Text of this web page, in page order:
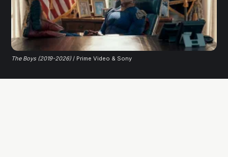
The Boys (2019-2026) / Prime Video & Sony